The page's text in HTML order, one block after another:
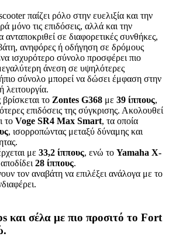
παίζει ρόλο στην ευελιξία και την
μόνο τις επιδόσεις, αλλά και την
ανταποκριθεί σε διαφορετικές συνθήκες,
ανηφόρες ή οδήγηση σε δρόμους
ισχυρότερο σύνολο προσφέρει πιο
άνεση σε υψηλότερες
σύνολο μπορεί να δώσει έμφαση στην
λειτουργία.
το Zontes G368 με 39 ίππους,
επιδόσεις της σύγκρισης. Ακολουθεί
το Voge SR4 Max Smart, τα οποία
, ισορροπώντας μεταξύ δύναμης και
με 33,2 ίππους, ενώ το Yamaha X-
αποδίδει 28 ίππους.
τον αναβάτη να επιλέξει ανάλογα με το
και σέλα με πιο προσιτό το Fort